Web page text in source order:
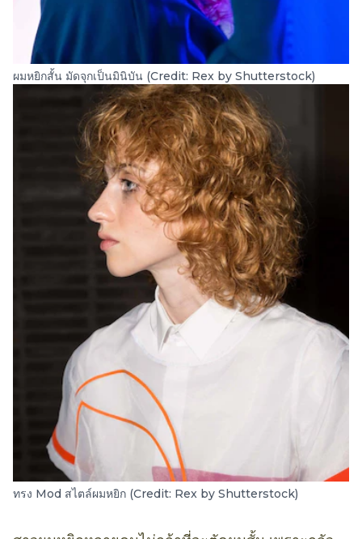
ผมหยิกสั้น มัดจุกเป็นมินิบัน (Credit: Rex by Shutterstock)
ทรง Mod สไตล์ผมหยิก (Credit: Rex by Shutterstock)